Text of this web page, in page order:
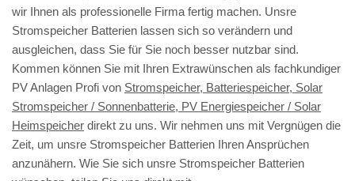
wir Ihnen als professionelle Firma fertig machen. Unsre
Stromspeicher Batterien lassen sich so verändern und
ausgleichen, dass Sie für Sie noch besser nutzbar sind.
Kommen können Sie mit Ihren Extrawünschen als fachkundiger
PV Anlagen Profi von Stromspeicher, Batteriespeicher, Solar
Stromspeicher / Sonnenbatterie, PV Energiespeicher / Solar
Heimspeicher direkt zu uns. Wir nehmen uns mit Vergnügen die
Zeit, um unsre Stromspeicher Batterien Ihren Ansprüchen
anzunähern. Wie Sie sich unsre Stromspeicher Batterien